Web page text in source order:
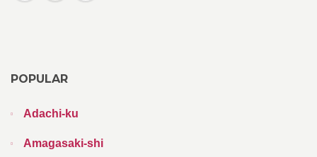
POPULAR
Adachi-ku
Amagasaki-shi